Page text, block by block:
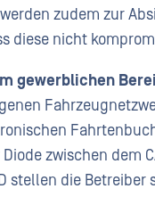
zudem zur
diese nicht
gewerblichen
zwischen dem
stellen die